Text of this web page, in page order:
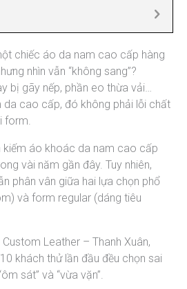
chiếc áo da nam cao cấp hàng
nhìn vẫn “không sang”?
bị gãy nếp, phần eo thừa vải…
da cao cấp, đó không phải lỗi chất
form.
kiếm áo khoác da nam cao cấp
vài năm gần đây. Tuy nhiên,
phân vân giữa hai lựa chọn phổ
và form regular (dáng tiêu
Leather – Thanh Xuân,
khách thử lần đầu đều chọn sai
sát” và “vừa vặn”.